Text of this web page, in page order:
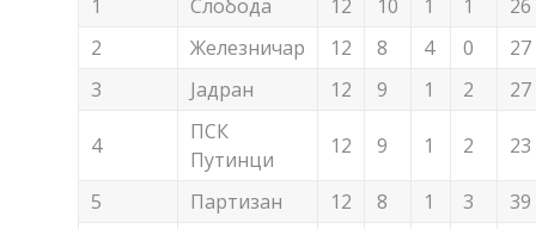
1 Слобода 12 10 1 1
26
2
Железничар 12 8 4 0
27
3
Јадран 12 9 1 2 27
4
ПСК
Путинци
12 9 1 2 23
5 Партизан 12 8 1 3 39